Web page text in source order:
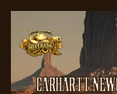
CARHARTT